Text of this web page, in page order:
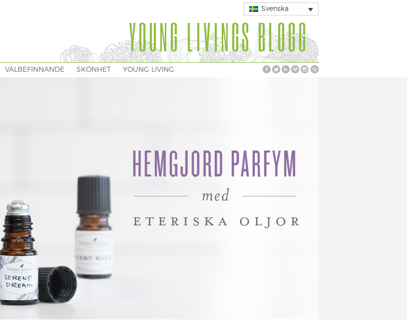
Svenska
YOUNG LIVINGS BLOGG
VÄLBEFINNANDE SKÖNHET YOUNG LIVING